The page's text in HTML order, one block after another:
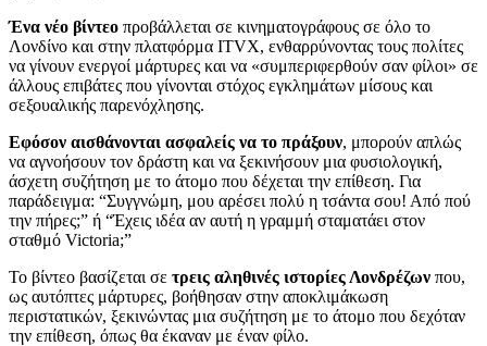
Ένα νέο βίντεο προβάλλεται σε κινηματογράφους σε όλο το
Λονδίνο και στην πλατφόρμα ITVX, ενθαρρύνοντας τους πολίτες
να γίνουν ενεργοί μάρτυρες και να «συμπεριφερθούν σαν φίλοι» σε
άλλους επιβάτες που γίνονται στόχος εγκλημάτων μίσους και
σεξουαλικής παρενόχλησης.
Εφόσον αισθάνονται ασφαλείς να το πράξουν, μπορούν απλώς
να αγνοήσουν τον δράστη και να ξεκινήσουν μια φυσιολογική,
άσχετη συζήτηση με το άτομο που δέχεται την επίθεση. Για
παράδειγμα: “Συγγνώμη, μου αρέσει πολύ η τσάντα σου! Από πού
την πήρες;” ή “Έχεις ιδέα αν αυτή η γραμμή σταματάει στον
σταθμό Victoria;”
Το βίντεο βασίζεται σε τρεις αληθινές ιστορίες Λονδρέζων που,
ως αυτόπτες μάρτυρες, βοήθησαν στην αποκλιμάκωση
περιστατικών, ξεκινώντας μια συζήτηση με το άτομο που δεχόταν
την επίθεση, όπως θα έκαναν με έναν φίλο.